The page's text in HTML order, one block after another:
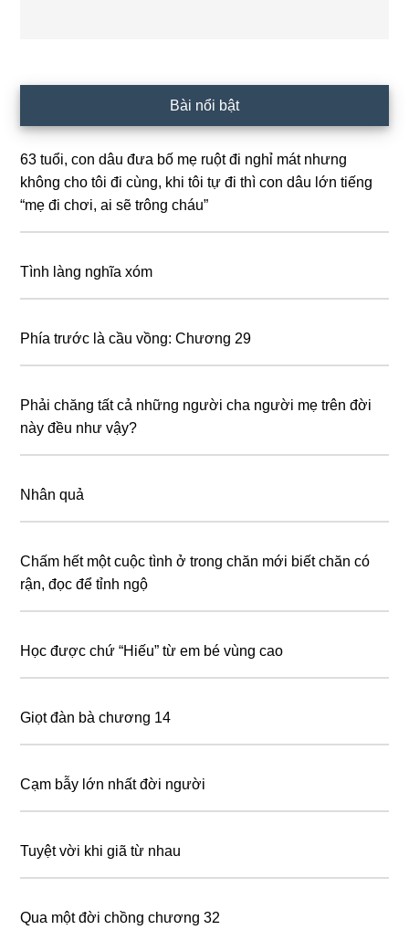
Sidebar
Bài nổi bật
63 tuổi, con dâu đưa bố mẹ ruột đi nghỉ mát nhưng
không cho tôi đi cùng, khi tôi tự đi thì con dâu lớn tiếng
“mẹ đi chơi, ai sẽ trông cháu”
Tình làng nghĩa xóm
Phía trước là cầu vồng: Chương 29
Phải chăng tất cả những người cha người mẹ trên đời
này đều như vậy?
Nhân quả
Chấm hết một cuộc tình ở trong chăn mới biết chăn có
rận, đọc để tỉnh ngộ
Học được chứ “Hiếu” từ em bé vùng cao
Giọt đàn bà chương 14
Cạm bẫy lớn nhất đời người
Tuyệt vời khi giã từ nhau
Qua một đời chồng chương 32